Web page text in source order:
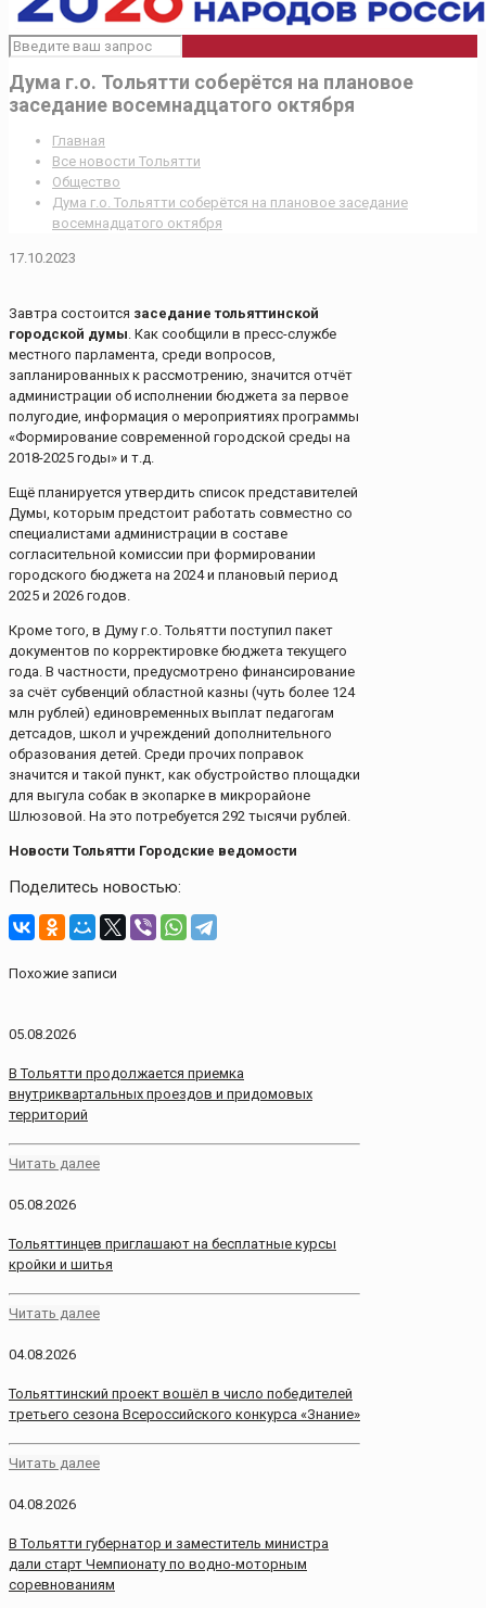
Дума г.о. Тольятти соберётся на плановое
заседание восемнадцатого октября
Главная
Все новости Тольятти
Общество
Дума г.о. Тольятти соберётся на плановое заседание
восемнадцатого октября
17.10.2023
Завтра состоится заседание тольяттинской
городской думы. Как сообщили в пресс-службе
местного парламента, среди вопросов,
запланированных к рассмотрению, значится отчёт
администрации об исполнении бюджета за первое
полугодие, информация о мероприятиях программы
«Формирование современной городской среды на
2018-2025 годы» и т.д.
Ещё планируется утвердить список представителей
Думы, которым предстоит работать совместно со
специалистами администрации в составе
согласительной комиссии при формировании
городского бюджета на 2024 и плановый период
2025 и 2026 годов.
Кроме того, в Думу г.о. Тольятти поступил пакет
документов по корректировке бюджета текущего
года. В частности, предусмотрено финансирование
за счёт субвенций областной казны (чуть более 124
млн рублей) единовременных выплат педагогам
детсадов, школ и учреждений дополнительного
образования детей. Среди прочих поправок
значится и такой пункт, как обустройство площадки
для выгула собак в экопарке в микрорайоне
Шлюзовой. На это потребуется 292 тысячи рублей.
Новости Тольятти Городские ведомости
Поделитесь новостью:
Похожие записи
05.08.2026
В Тольятти продолжается приемка
внутриквартальных проездов и придомовых
территорий
Читать далее
05.08.2026
Тольяттинцев приглашают на бесплатные курсы
кройки и шитья
Читать далее
04.08.2026
Тольяттинский проект вошёл в число победителей
третьего сезона Всероссийского конкурса «Знание»
Читать далее
04.08.2026
В Тольятти губернатор и заместитель министра
дали старт Чемпионату по водно-моторным
соревнованиям